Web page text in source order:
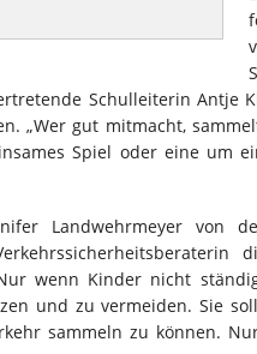
Schulleiterin Antje
„Wer gut mitmacht,
Spiel oder eine um
Landwehrmeyer von
wenn Kinder nicht
und zu vermeiden. Sie
sammeln zu können.